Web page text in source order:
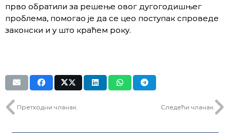
прво обратили за решење овог дугогодишњег
проблема, помогао је да се цео поступак спроведе
законски и у што краћем року.
Претходни чланак Следећи чланак